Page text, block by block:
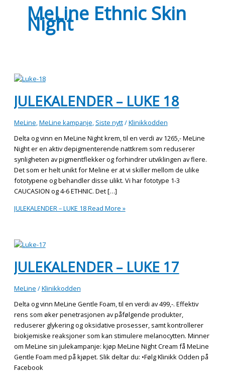
MeLine Ethnic Skin
Night
JULEKALENDER – LUKE 18
MeLine MeLine kampanje Siste nytt/Klinikkodden
Delta og vinn en MeLine Night krem, til en verdi av 1265,- MeLine
Night er en aktiv depigmenterende nattkrem som reduserer
synligheten av pigmentflekker og forhindrer utviklingen av flere.
Det som er helt unikt for Meline er at vi skiller mellom de ulike
fototypene og behandler disse ulikt. Vi har fototype 1-3
CAUCASION og 4-6 ETHNIC. Det […]
JULEKALENDER – LUKE 18Read More »
JULEKALENDER – LUKE 17
MeLine /Klinikkodden
Delta og vinn MeLine Gentle Foam, til en verdi av 499,-. Effektiv
rens som øker penetrasjonen av påfølgende produkter,
reduserer glykering og oksidative prosesser, samt kontrollerer
biokjemiske reaksjoner som kan stimulere melanocytten. Minner
om MeLine sin julekampanje: kjøp MeLine Night Cream få MeLine
Gentle Foam med på kjøpet. Slik deltar du: •Følg Klinikk Odden på
Facebook